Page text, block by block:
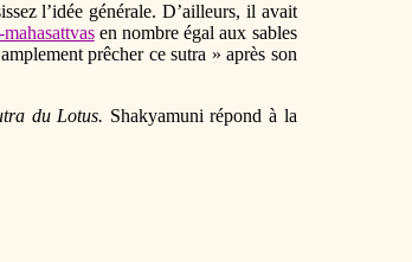
l’idée générale. D’ailleurs, il avait
en nombre égal aux sables
prêcher ce sutra » après son
du Lotus. Shakyamuni répond à la